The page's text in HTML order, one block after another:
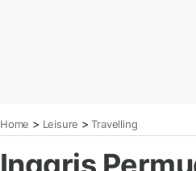
Home > Leisure > Travelling